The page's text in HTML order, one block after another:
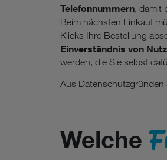
Telefonnummern, damit
Beim nächsten Einkauf
Klicks Ihre Bestellung
Einverständnis von
werden, die Sie selbst
Aus Datenschutzgründen
Welche